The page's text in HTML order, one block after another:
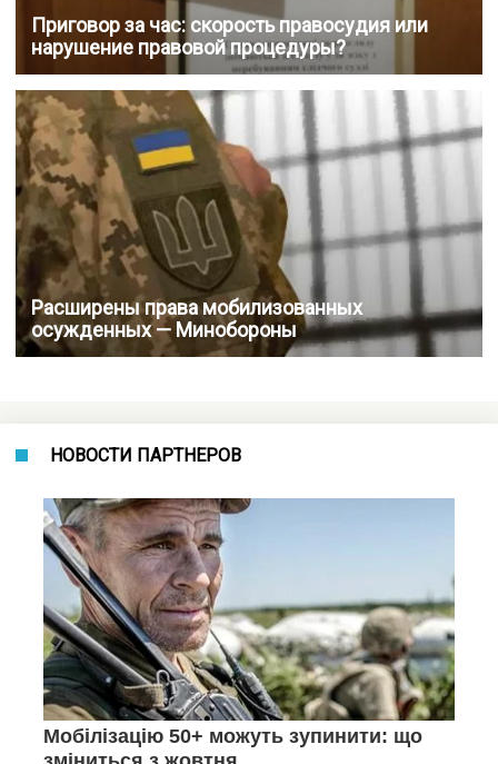
Приговор за час: скорость правосудия или
нарушение правовой процедуры?
Расширены права мобилизованных
осужденных — Минобороны
НОВОСТИ ПАРТНЕРОВ